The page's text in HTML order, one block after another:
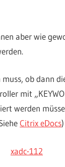
aber wie
ob dann
mit
werden
Citrix eDocs)